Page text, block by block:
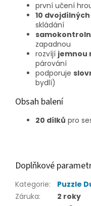
první učení
10
skládání
zapadnou
rozvíjí jemnou
párování
podporuje
bydlí)
Obsah balení
20 dílků pro
Doplňkové
Kategorie:
Puzzle
Záruka:
2 roky